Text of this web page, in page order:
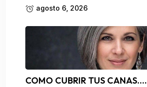
agosto 6, 2026
COMO CUBRIR TUS CANAS….